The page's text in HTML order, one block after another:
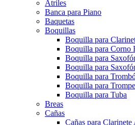
Atriles
Banca para Piano
Baquetas
Boquillas
Boquilla para
Boquilla para Corno
Boquilla para
Boquilla para
Boquilla para
Boquilla para
Boquilla para Tuba
Breas
Cañas
Cañas para